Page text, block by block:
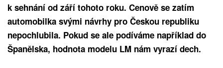
k sehnání od září tohoto roku. Cenově se zatím
automobilka svými návrhy pro Českou republiku
nepochlubila. Pokud se ale podíváme například do
Španělska, hodnota modelu LM nám vyrazí dech.